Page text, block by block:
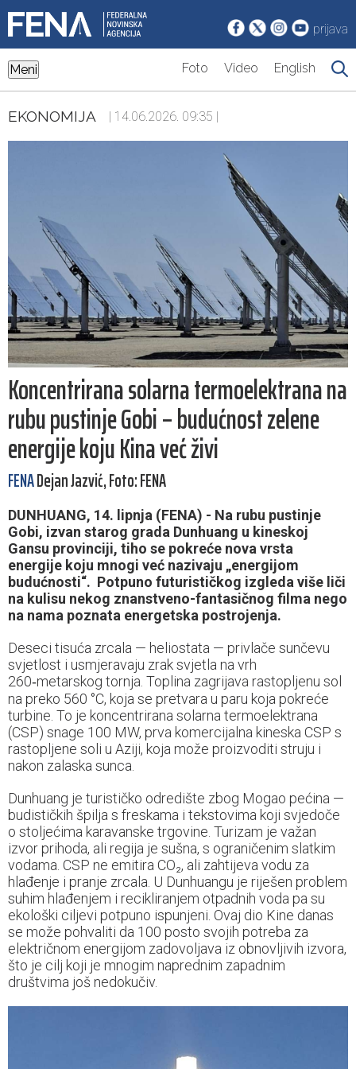
prijava
Meni Foto Video English
EKONOMIJA | 14.06.2026. 09:35 |
Koncentrirana solarna termoelektrana na
rubu pustinje Gobi – budućnost zelene
energije koju Kina već živi
FENADejan Jazvić, Foto: FENA
DUNHUANG, 14. lipnja (FENA) - Na rubu pustinje
Gobi, izvan starog grada Dunhuang u kineskoj
Gansu provinciji, tiho se pokreće nova vrsta
energije koju mnogi već nazivaju „energijom
budućnosti“. Potpuno futurističkog izgleda više liči
na kulisu nekog znanstveno-fantasičnog filma nego
na nama poznata energetska postrojenja.
Deseci tisuća zrcala — heliostata — privlače sunčevu
svjetlost i usmjeravaju zrak svjetla na vrh
260‑metarskog tornja. Toplina zagrijava rastopljenu sol
na preko 560 °C, koja se pretvara u paru koja pokreće
turbine. To je koncentrirana solarna termoelektrana
(CSP) snage 100 MW, prva komercijalna kineska CSP s
rastopljene soli u Aziji, koja može proizvoditi struju i
nakon zalaska sunca.
Dunhuang je turističko odredište zbog Mogao pećina —
budističkih špilja s freskama i tekstovima koji svjedoče
o stoljećima karavanske trgovine. Turizam je važan
izvor prihoda, ali regija je sušna, s ograničenim slatkim
vodama. CSP ne emitira CO₂, ali zahtijeva vodu za
hlađenje i pranje zrcala. U Dunhuangu je riješen problem
suhim hlađenjem i recikliranjem otpadnih voda pa su
ekološki ciljevi potpuno ispunjeni. Ovaj dio Kine danas
se može pohvaliti da 100 posto svojih potreba za
električnom energijom zadovoljava iz obnovljivih izvora,
što je cilj koji je mnogim naprednim zapadnim
društvima još nedokučiv.